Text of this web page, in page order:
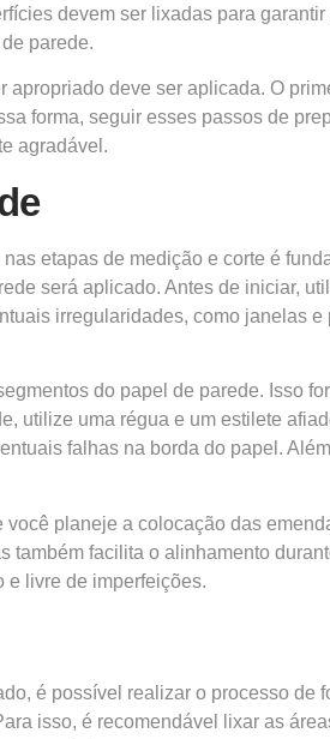
devem ser lixadas para
parede.
deve ser aplicada. O
forma, seguir esses passos de
agradável.
etapas de medição e corte é
será aplicado. Antes de iniciar,
irregularidades, como janelas
do papel de parede. Isso
utilize uma régua e um estilete
falhas na borda do papel.
planeje a colocação das
facilita o alinhamento
e livre de imperfeições.
é possível realizar o processo de
isso, é recomendável lixar as